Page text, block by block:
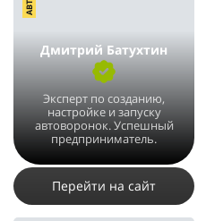
Дмитрий Батухтин
Эксперт по созданию,
настройке и запуску
автоворонок. Успешный
предприниматель.
99064 17 1
Перейти на сайт